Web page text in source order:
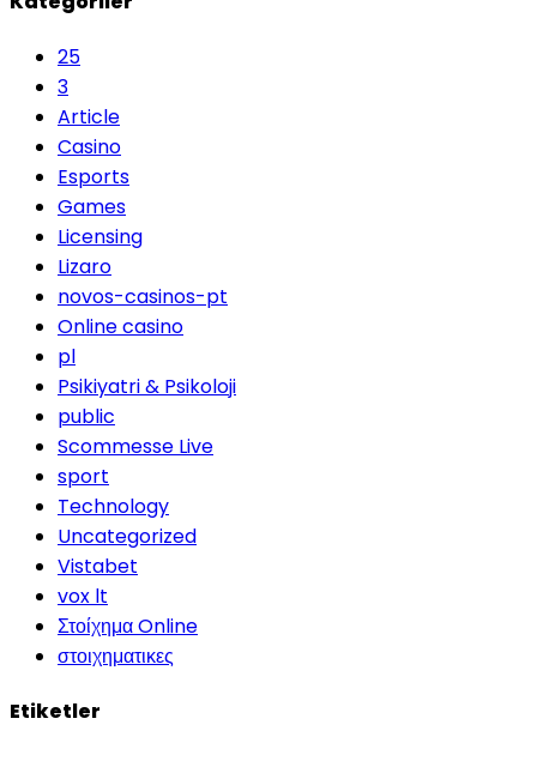
25
3
Article
Casino
Esports
Games
Licensing
Lizaro
novos-casinos-pt
Online casino
pl
Psikiyatri & Psikoloji
public
Scommesse Live
sport
Technology
Uncategorized
Vistabet
vox lt
Στοίχημα Online
στοιχηματικες
Etiketler